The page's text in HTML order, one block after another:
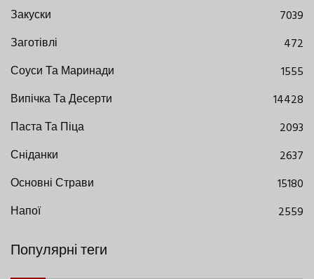
Закуски
7039
Заготівлі
472
Соуси Та Маринади
1555
Випічка Та Десерти
14428
Паста Та Піца
2093
Сніданки
2637
Основні Страви
15180
Напої
2559
Популярні теги